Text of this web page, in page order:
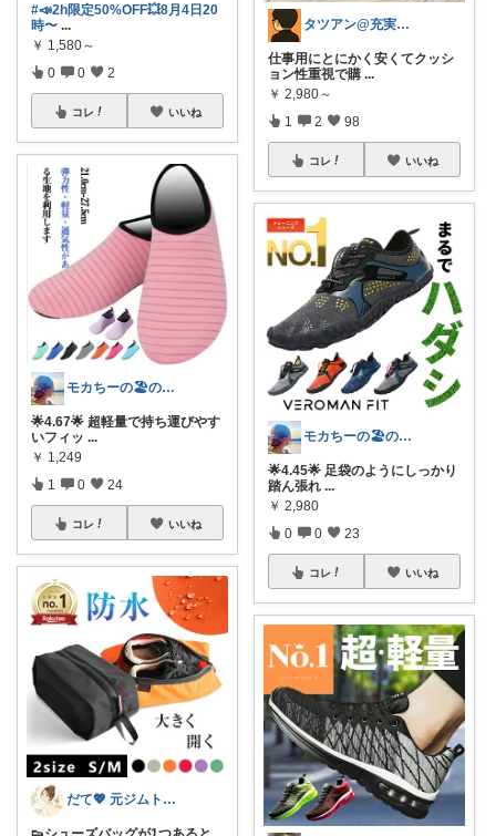
#📣2h限定50%OFF💥8月4日20
時〜 ...
￥ 1,580～
0 0 2
コレ いいね
モカちーの🏖️のんびりライフ🐈✨
🌟4.67🌟 超軽量で持ち運びやす
いフィッ ...
￥ 1,249
1 0 24
コレ いいね
だて💖 元ジムトレーナーママ子育て美容
タツアン@充実ライフ
仕事用にとにかく安くてクッシ
ョン性重視で購 ...
￥ 2,980～
1 2 98
コレ いいね
モカちーの🏖️のんびりライフ🐈✨
🌟4.45🌟 足袋のようにしっかり
踏ん張れ ...
￥ 2,980
0 0 23
コレ いいね